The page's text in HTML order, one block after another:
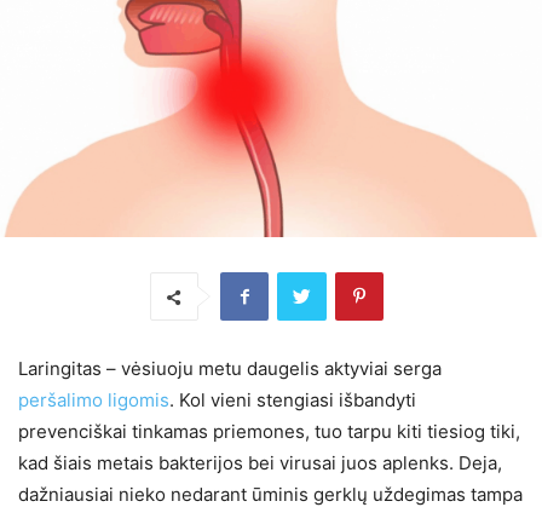
Laringitas – vėsiuoju metu daugelis aktyviai serga
peršalimo ligomis. Kol vieni stengiasi išbandyti
prevenciškai tinkamas priemones, tuo tarpu kiti tiesiog tiki,
kad šiais metais bakterijos bei virusai juos aplenks. Deja,
dažniausiai nieko nedarant ūminis gerklų uždegimas tampa